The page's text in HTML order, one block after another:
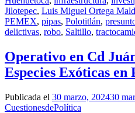
Jilotepec, Luis Miguel Ortega
PEMEX, pipas, Polotitlán,
delictivas, robo, Saltillo,
Operativo en Cd
Especies Exóticas
Publicada el 30 marzo, 202430
CuestionesdePolítica